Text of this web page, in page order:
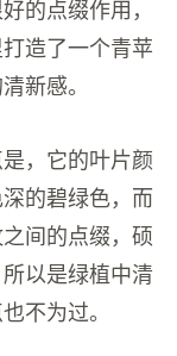
的点缀作用，
造了一个青苹
新感。
，它的叶片颜
的碧绿色，而
间的点缀，硕
以是绿植中清
不为过。